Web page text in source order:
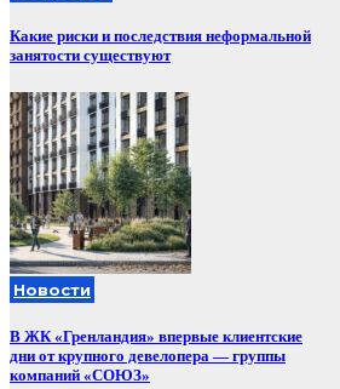
Какие риски и последствия неформальной
занятости существуют
Новости
В ЖК «Гренландия» впервые клиентские
дни от крупного девелопера — группы
компаний «СОЮЗ»